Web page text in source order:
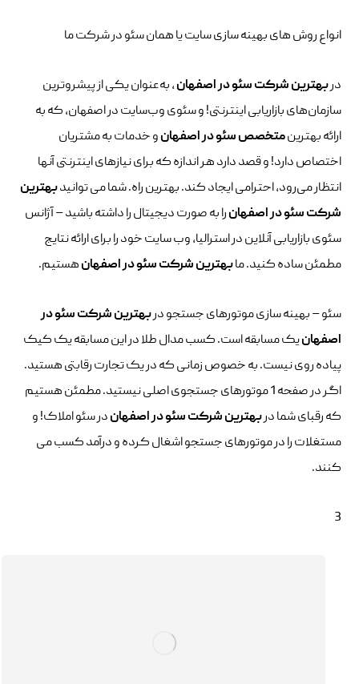
انواع روش های بهینه سازی سایت یا همان سئو در شرکت ما
دربهترین شرکت سئو در اصفهان، به‌عنوان یکی از پیشروترین
سازمان‌های بازاریابی اینترنتی! و سئوی وب‌سایت در اصفهان، که به
ارائه بهترینمتخصص سئو در اصفهانو خدمات به مشتریان
اختصاص دارد! و قصد دارد هر اندازه که برای نیازهای اینترنتی آنها
انتظار می‌رود، احترامی ایجاد کند. بهترین راه. شما می توانیدبهترین
شرکت سئو در اصفهانرا به صورت دیجیتال را داشته باشید – آژانس
سئوی بازاریابی آنلاین در استرالیا، وب سایت خود را برای ارائه نتایج
مطمئن ساده کنید. مابهترین شرکت سئو در اصفهانهستیم.
سئو – بهینه سازی موتورهای جستجو دربهترین شرکت سئو در
اصفهانیک مسابقه است. کسب مدال طلا در این مسابقه یک کیک
پیاده روی نیست. به خصوص زمانی که در یک تجارت رقابتی هستید.
اگر در صفحه 1 موتورهای جستجوی اصلی نیستید. مطمئن هستیم
که رقبای شما دربهترین شرکت سئو در اصفهاندر سئو املاک! و
مستغلات را در موتورهای جستجو اشغال کرده و درآمد کسب می
کنند.
3